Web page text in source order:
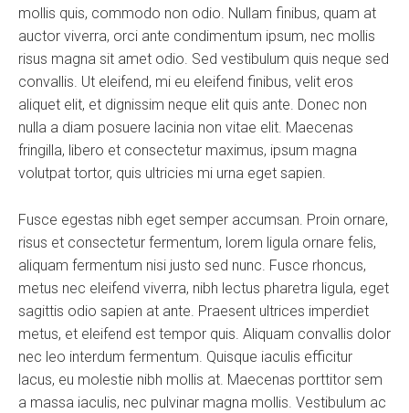
mollis quis, commodo non odio. Nullam finibus, quam at
auctor viverra, orci ante condimentum ipsum, nec mollis
risus magna sit amet odio. Sed vestibulum quis neque sed
convallis. Ut eleifend, mi eu eleifend finibus, velit eros
aliquet elit, et dignissim neque elit quis ante. Donec non
nulla a diam posuere lacinia non vitae elit. Maecenas
fringilla, libero et consectetur maximus, ipsum magna
volutpat tortor, quis ultricies mi urna eget sapien.
Fusce egestas nibh eget semper accumsan. Proin ornare,
risus et consectetur fermentum, lorem ligula ornare felis,
aliquam fermentum nisi justo sed nunc. Fusce rhoncus,
metus nec eleifend viverra, nibh lectus pharetra ligula, eget
sagittis odio sapien at ante. Praesent ultrices imperdiet
metus, et eleifend est tempor quis. Aliquam convallis dolor
nec leo interdum fermentum. Quisque iaculis efficitur
lacus, eu molestie nibh mollis at. Maecenas porttitor sem
a massa iaculis, nec pulvinar magna mollis. Vestibulum ac